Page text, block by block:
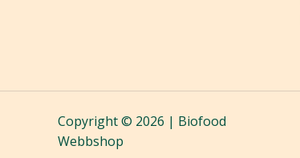
Copyright © 2026 | Biofood
Webbshop